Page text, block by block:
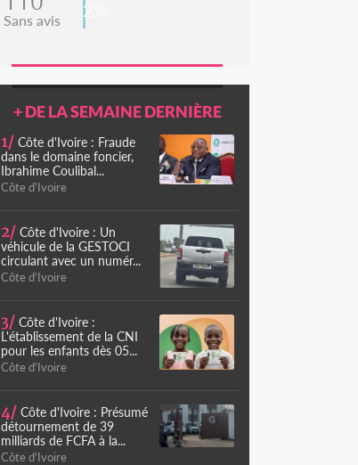
Sans avis 2%
+ DE LA SEMAINE DERNIÈRE
1/ Côte d'Ivoire : Fraude
dans le domaine foncier,
Ibrahime Coulibal...
Côte d'Ivoire
2/ Côte d'Ivoire : Un
véhicule de la GESTOCI
circulant avec un numér...
Côte d'Ivoire
3/ Côte d'Ivoire :
L'établissement de la CNI
pour les enfants dès 05...
Côte d'Ivoire
4/ Côte d'Ivoire : Présumé
détournement de 39
milliards de FCFA à la...
Côte d'Ivoire